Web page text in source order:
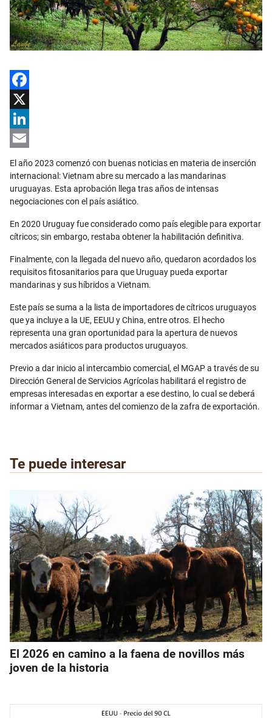
Facebook
X
LinkedIn
Email
El año 2023 comenzó con buenas noticias en materia de inserción
internacional: Vietnam abre su mercado a las mandarinas
uruguayas. Esta aprobación llega tras años de intensas
negociaciones con el país asiático.
En 2020 Uruguay fue considerado como país elegible para exportar
cítricos; sin embargo, restaba obtener la habilitación definitiva.
Finalmente, con la llegada del nuevo año, quedaron acordados los
requisitos fitosanitarios para que Uruguay pueda exportar
mandarinas y sus híbridos a Vietnam.
Este país se suma a la lista de importadores de cítricos uruguayos
que ya incluye a la UE, EEUU y China, entre otros. El hecho
representa una gran oportunidad para la apertura de nuevos
mercados asiáticos para productos uruguayos.
Previo a dar inicio al intercambio comercial, el MGAP a través de su
Dirección General de Servicios Agrícolas habilitará el registro de
empresas interesadas en exportar a ese destino, lo cual se deberá
informar a Vietnam, antes del comienzo de la zafra de exportación.
Te puede interesar
El 2026 en camino a la faena de novillos más
joven de la historia